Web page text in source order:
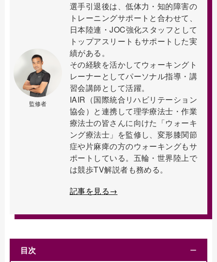
監修者
選手引退後は、低体力・知的障害の
トレーニングサポートと合わせて、
日本陸連・JOC強化スタッフとして
トップアスリートもサポートした実
績がある。
その経験を活かしてウォーキングト
レーナーとしてパーソナル指導・講
習会講師として活躍。
IAIR（国際統合リハビリテーション
協会）と連携して理学療法士・作業
療法士の皆さんに向けた「ウォーキ
ング療法士」を監修し、変形膝関節
症や片麻痺の方のウォーキングもサ
ポートしている。五輪・世界陸上で
は競歩TV解説者も務める。
記事を見る→
目次 ー